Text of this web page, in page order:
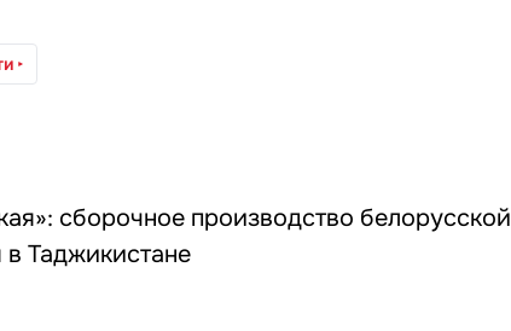
сборочное производство белорусской
в Таджикистане